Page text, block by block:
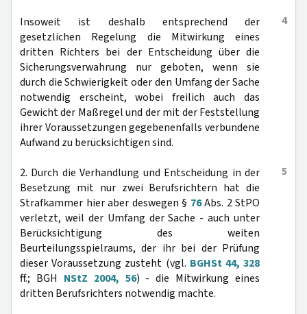
4
Insoweit ist deshalb entsprechend der
gesetzlichen Regelung die Mitwirkung eines
dritten Richters bei der Entscheidung über die
Sicherungsverwahrung nur geboten, wenn sie
durch die Schwierigkeit oder den Umfang der Sache
notwendig erscheint, wobei freilich auch das
Gewicht der Maßregel und der mit der Feststellung
ihrer Voraussetzungen gegebenenfalls verbundene
Aufwand zu berücksichtigen sind.
5
2. Durch die Verhandlung und Entscheidung in der
Besetzung mit nur zwei Berufsrichtern hat die
Strafkammer hier aber deswegen § 76Abs. 2 StPO
verletzt, weil der Umfang der Sache - auch unter
Berücksichtigung des weiten
Beurteilungsspielraums, der ihr bei der Prüfung
dieser Voraussetzung zusteht (vgl. BGHSt 44, 328
ff.; BGH NStZ 2004, 56) - die Mitwirkung eines
dritten Berufsrichters notwendig machte.